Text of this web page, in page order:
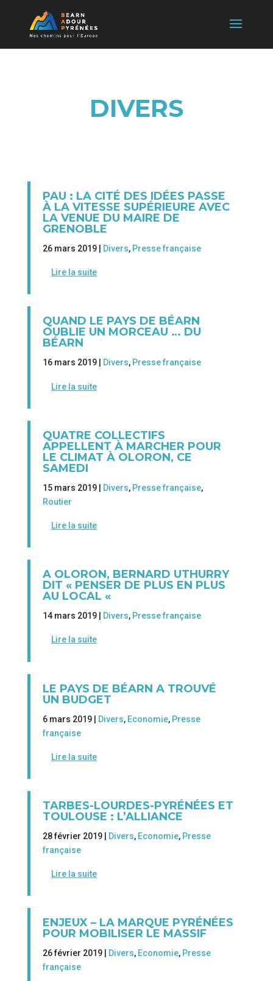
DIVERS
PAU : LA CITÉ DES IDÉES PASSE
À LA VITESSE SUPÉRIEURE AVEC
LA VENUE DU MAIRE DE
GRENOBLE
26 mars 2019 | Divers, Presse française
Lire la suite
QUAND LE PAYS DE BÉARN
OUBLIE UN MORCEAU … DU
BÉARN
16 mars 2019 | Divers, Presse française
Lire la suite
QUATRE COLLECTIFS
APPELLENT À MARCHER POUR
LE CLIMAT À OLORON, CE
SAMEDI
15 mars 2019 | Divers, Presse française,
Routier
Lire la suite
A OLORON, BERNARD UTHURRY
DIT « PENSER DE PLUS EN PLUS
AU LOCAL «
14 mars 2019 | Divers, Presse française
Lire la suite
LE PAYS DE BÉARN A TROUVÉ
UN BUDGET
6 mars 2019 | Divers, Economie, Presse
française
Lire la suite
TARBES-LOURDES-PYRÉNÉES ET
TOULOUSE : L’ALLIANCE
28 février 2019 | Divers, Economie, Presse
française
Lire la suite
ENJEUX – LA MARQUE PYRÉNÉES
POUR MOBILISER LE MASSIF
26 février 2019 | Divers, Economie, Presse
française